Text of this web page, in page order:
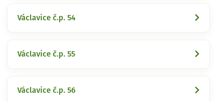
Václavice č.p. 54
Václavice č.p. 55
Václavice č.p. 56